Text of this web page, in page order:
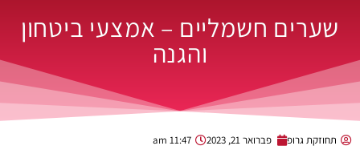
שערים חשמליים – אמצעי ביטחון
והגנה
תחוזקת גרופ פברואר 21, 2023 11:47 am